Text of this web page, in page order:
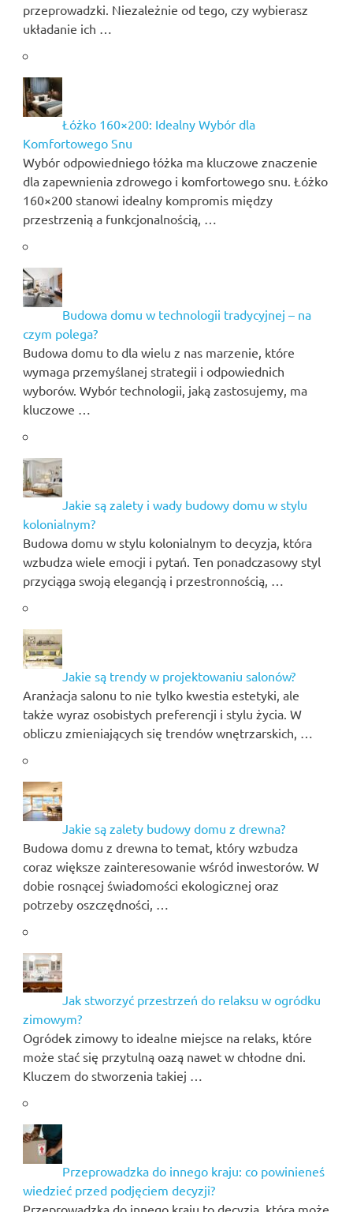
przeprowadzki. Niezależnie od tego, czy wybierasz
układanie ich …
Łóżko 160×200: Idealny Wybór dla
Komfortowego Snu
Wybór odpowiedniego łóżka ma kluczowe znaczenie
dla zapewnienia zdrowego i komfortowego snu. Łóżko
160×200 stanowi idealny kompromis między
przestrzenią a funkcjonalnością, …
Budowa domu w technologii tradycyjnej – na
czym polega?
Budowa domu to dla wielu z nas marzenie, które
wymaga przemyślanej strategii i odpowiednich
wyborów. Wybór technologii, jaką zastosujemy, ma
kluczowe …
Jakie są zalety i wady budowy domu w stylu
kolonialnym?
Budowa domu w stylu kolonialnym to decyzja, która
wzbudza wiele emocji i pytań. Ten ponadczasowy styl
przyciąga swoją elegancją i przestronnością, …
Jakie są trendy w projektowaniu salonów?
Aranżacja salonu to nie tylko kwestia estetyki, ale
także wyraz osobistych preferencji i stylu życia. W
obliczu zmieniających się trendów wnętrzarskich, …
Jakie są zalety budowy domu z drewna?
Budowa domu z drewna to temat, który wzbudza
coraz większe zainteresowanie wśród inwestorów. W
dobie rosnącej świadomości ekologicznej oraz
potrzeby oszczędności, …
Jak stworzyć przestrzeń do relaksu w ogródku
zimowym?
Ogródek zimowy to idealne miejsce na relaks, które
może stać się przytulną oazą nawet w chłodne dni.
Kluczem do stworzenia takiej …
Przeprowadzka do innego kraju: co powinieneś
wiedzieć przed podjęciem decyzji?